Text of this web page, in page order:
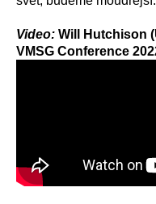
Video: Will Hutchison
VMSG Conference